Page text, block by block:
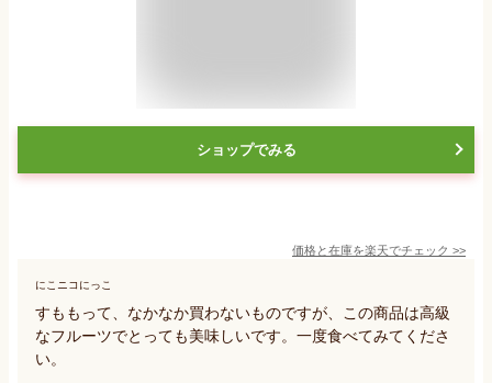
ショップでみる
価格と在庫を楽天でチェック >>
にこニコにっこ
すももって、なかなか買わないものですが、この商品は高級
なフルーツでとっても美味しいです。一度食べてみてくださ
い。